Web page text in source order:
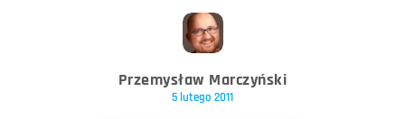
Przemysław Marczyński
5 lutego 2011